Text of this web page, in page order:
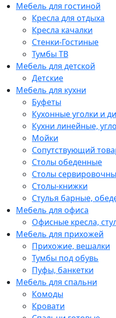
Мебель для гостиной
Кресла для отдыха
Кресла качалки
Стенки-Гостиные
Тумбы ТВ
Мебель для детской
Детские
Мебель для кухни
Буфеты
Кухонные уголки и
Кухни линейные,
Мойки
Сопутствующий
Столы обеденные
Столы
Столы-книжки
Стулья барные,
Мебель для офиса
Офисные кресла,
Мебель для прихожей
Прихожие, вешалки
Тумбы под обувь
Пуфы, банкетки
Мебель для спальни
Комоды
Кровати